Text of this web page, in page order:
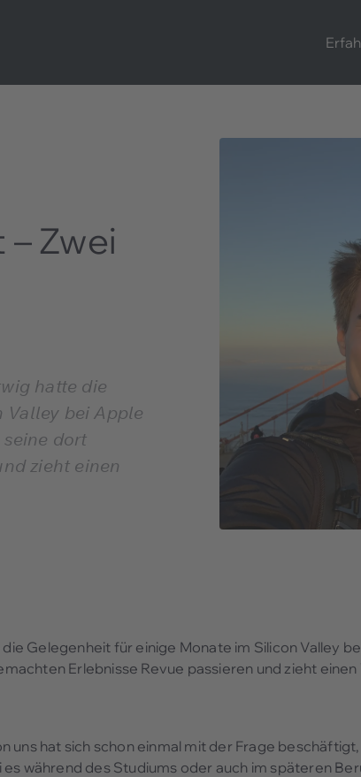
Zwei
hatte die
Valley bei Apple
dort
zieht einen
Gelegenheit für einige Monate im Silicon Valley
Erlebnisse Revue passieren und zieht einen
uns hat sich schon einmal mit der Frage
während des Studiums oder auch im späteren